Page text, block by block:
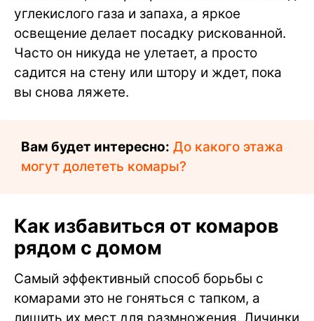
углекислого газа и запаха, а яркое
освещение делает посадку рискованной.
Часто он никуда не улетает, а просто
садится на стену или штору и ждет, пока
вы снова ляжете.
Вам будет интересно: До какого этажа
могут долететь комары?
Как избавиться от комаров
рядом с домом
Самый эффективный способ борьбы с
комарами это не гоняться с тапком, а
лишить их мест для размножения. Личинки